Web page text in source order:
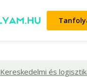
Kereskedelmi és